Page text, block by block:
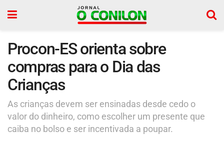
Procon-ES orienta sobre
compras para o Dia das
Crianças
As crianças devem ser ensinadas desde cedo o
valor do dinheiro, como escolher um presente que
caiba no bolso e ser incentivada a poupar.